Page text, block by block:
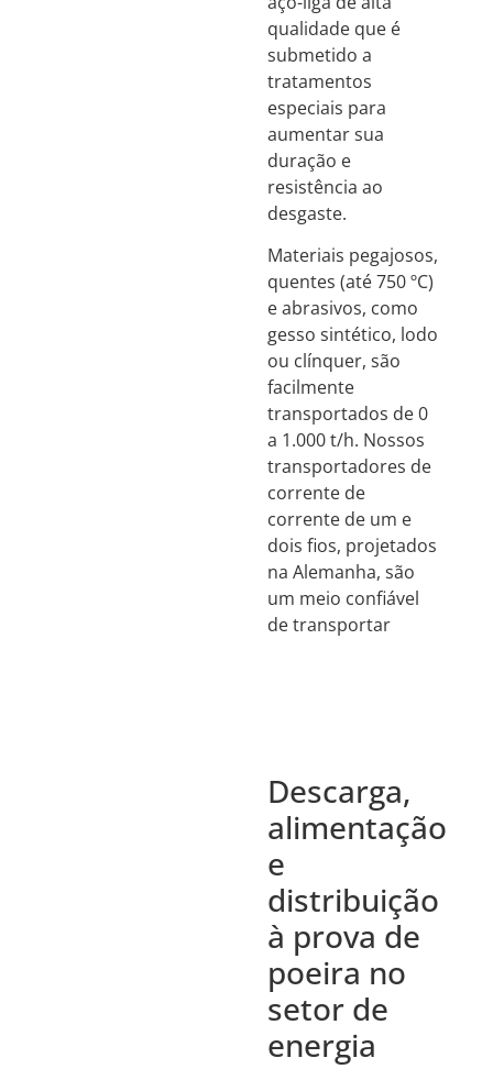
qualidade que é
submetido a
tratamentos
especiais para
aumentar sua
duração e
resistência ao
desgaste.
Materiais pegajosos,
quentes (até 750 ºC)
e abrasivos, como
gesso sintético, lodo
ou clínquer, são
facilmente
transportados de 0
a 1.000 t/h. Nossos
transportadores de
corrente de
corrente de um e
dois fios, projetados
na Alemanha, são
um meio confiável
de transportar
Descarga,
alimentação
e
distribuição
à prova de
poeira no
setor de
energia